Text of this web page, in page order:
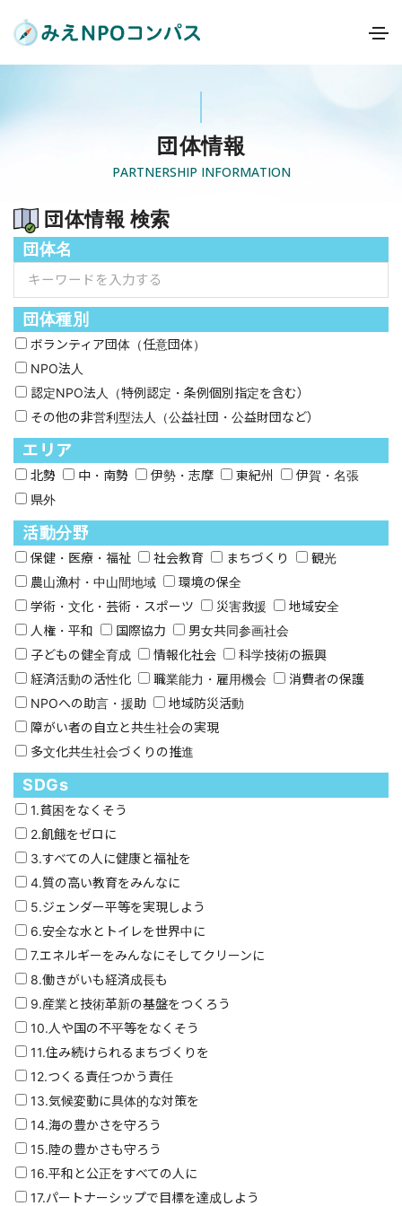
団体情報
PARTNERSHIP INFORMATION
団体情報 検索
団体名
団体種別
ボランティア団体（任意団体）
NPO法人
認定NPO法人（特例認定・条例個別指定を含む）
その他の非営利型法人（公益社団・公益財団など）
エリア
北勢 中・南勢 伊勢・志摩 東紀州
伊賀・名張
県外
活動分野
保健・医療・福祉 社会教育 まちづくり
観光
農山漁村・中山間地域
環境の保全
学術・文化・芸術・スポーツ
災害救援
地域安全
人権・平和
国際協力
男女共同参画社会
子どもの健全育成
情報化社会
科学技術の振興
経済活動の活性化
職業能力・雇用機会
消費者の保護
NPOへの助言・援助
地域防災活動
障がい者の自立と共生社会の実現
多文化共生社会づくりの推進
SDGs
1.貧困をなくそう
2.飢餓をゼロに
3.すべての人に健康と福祉を
4.質の高い教育をみんなに
5.ジェンダー平等を実現しよう
6.安全な水とトイレを世界中に
7.エネルギーをみんなにそしてクリーンに
8.働きがいも経済成長も
9.産業と技術革新の基盤をつくろう
10.人や国の不平等をなくそう
11.住み続けられるまちづくりを
12.つくる責任つかう責任
13.気候変動に具体的な対策を
14.海の豊かさを守ろう
15.陸の豊かさも守ろう
16.平和と公正をすべての人に
17.パートナーシップで目標を達成しよう